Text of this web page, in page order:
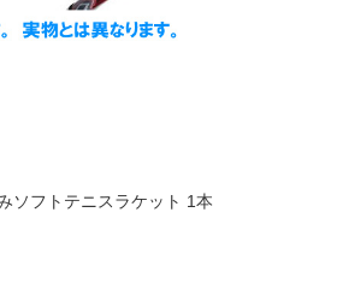
ソフトテニスラケット 1本